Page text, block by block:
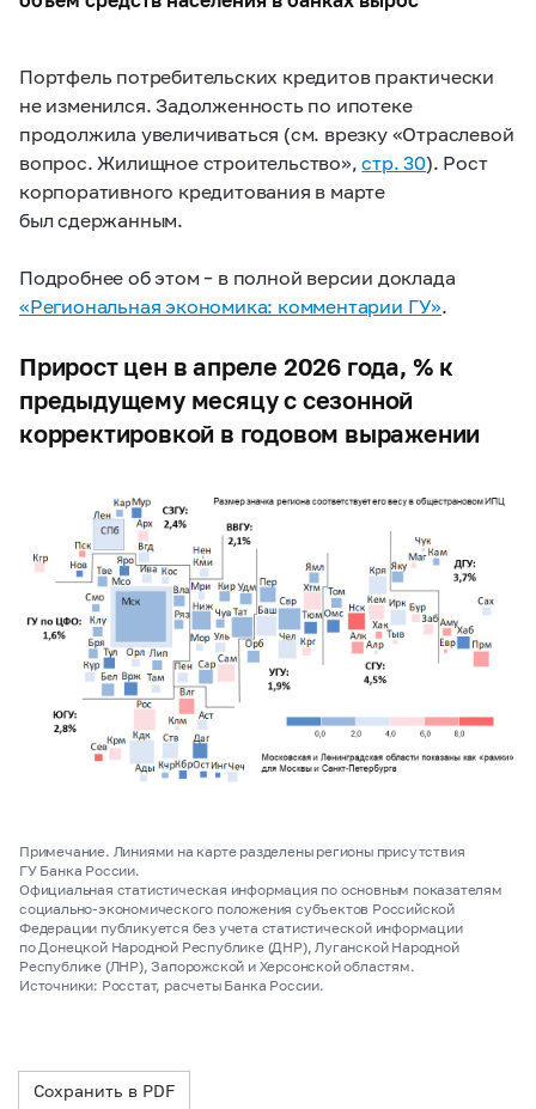
Портфель потребительских кредитов практически
не изменился. Задолженность по ипотеке
продолжила увеличиваться (см. врезку «Отраслевой
вопрос. Жилищное строительство»,стр. 30). Рост
корпоративного кредитования в марте
был сдержанным.
Подробнее об этом – в полной версии доклада
«Региональная экономика: комментарии ГУ».
Прирост цен в апреле 2026 года, % к
предыдущему месяцу с сезонной
корректировкой в годовом выражении
Примечание. Линиями на карте разделены регионы присутствия
ГУ Банка России.
Официальная статистическая информация по основным показателям
социально-экономического положения субъектов Российской
Федерации публикуется без учета статистической информации
по Донецкой Народной Республике (ДНР), Луганской Народной
Республике (ЛНР), Запорожской и Херсонской областям.
Источники: Росстат, расчеты Банка России.
Сохранить в PDF